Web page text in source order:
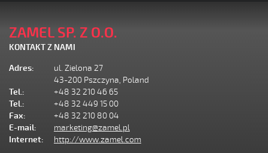
ZAMEL SP. Z O.O.
KONTAKT Z NAMI
Adres:
ul. Zielona 27
43-200 Pszczyna, Poland
Tel.:
+48 32 210 46 65
Tel.:
+48 32 449 15 00
Fax:
+48 32 210 80 04
E-mail:
marketing@zamel.pl
Internet:
http://www.zamel.com